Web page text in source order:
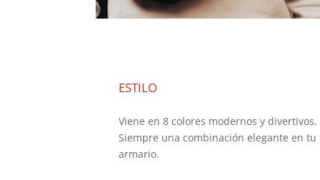
ESTILO
Viene en 8 colores modernos y divertivos.
Siempre una combinación elegante en tu
armario.